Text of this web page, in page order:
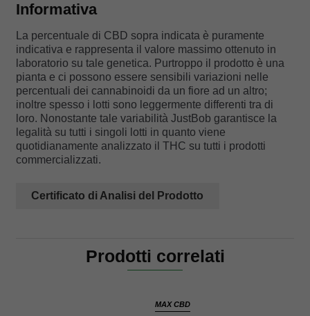
Informativa
La percentuale di CBD sopra indicata è puramente
indicativa e rappresenta il valore massimo ottenuto in
laboratorio su tale genetica. Purtroppo il prodotto è una
pianta e ci possono essere sensibili variazioni nelle
percentuali dei cannabinoidi da un fiore ad un altro;
inoltre spesso i lotti sono leggermente differenti tra di
loro. Nonostante tale variabilità JustBob garantisce la
legalità su tutti i singoli lotti in quanto viene
quotidianamente analizzato il THC su tutti i prodotti
commercializzati.
Certificato di Analisi del Prodotto
Prodotti correlati
MAX CBD